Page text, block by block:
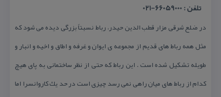
تلفن : 66059000-021
در ضلع شرقی مزار قطب الدین حیدر، رباط نسبتاً بزرگی دیده می شود كه
مثل همه رباط های قدیم از مجموعه ی ایوان و غرفه و اطاق و اخیه و انبار و
طویله تشكیل شده است . این رباط كه حتی از نظر ساختمانی به پای هیچ
كدام از رباط های میان راهی نمی رسد چیزی است در حد یك كاروانسرا اما